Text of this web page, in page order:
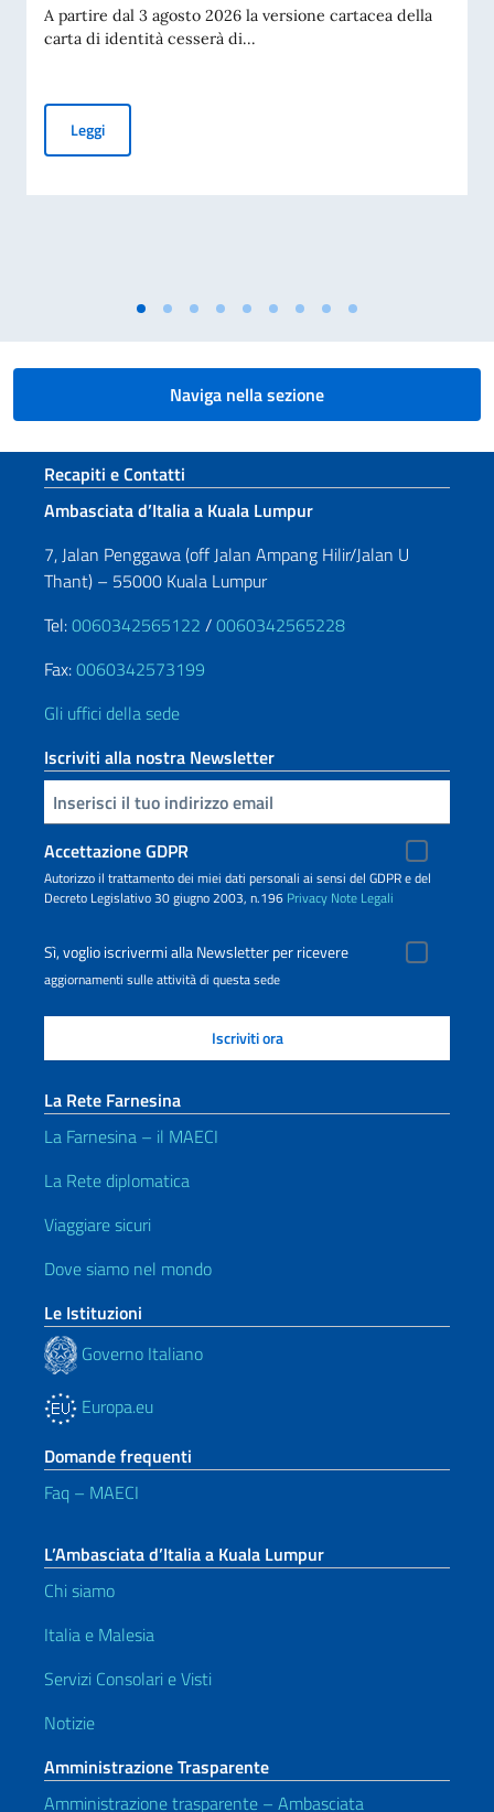
A partire dal 3 agosto 2026 la versione cartacea della
carta di identità cesserà di...
LeggiCessazione della validità della carta d’identità cartacea
Naviga nella sezione
Sezione footer
Recapiti e Contatti
Ambasciata d’Italia a Kuala Lumpur
7, Jalan Penggawa (off Jalan Ampang Hilir/Jalan U
Thant) – 55000 Kuala Lumpur
Tel:0060342565122 /0060342565228
Fax:0060342573199
Gli uffici della sede
Iscriviti alla nostra Newsletter
Inserisci la tua email
Accettazione GDPR
Autorizzo il trattamento dei miei dati personali ai sensi del GDPR e del
Decreto Legislativo 30 giugno 2003, n.196 Privacy Note Legali
Sì, voglio iscrivermi alla Newsletter per ricevere
aggiornamenti sulle attività di questa sede
La Rete Farnesina
La Farnesina – il MAECI
La Rete diplomatica
Viaggiare sicuri
Dove siamo nel mondo
Le Istituzioni
Governo Italiano
Europa.eu
Domande frequenti
Faq – MAECI
L’Ambasciata d’Italia a Kuala Lumpur
Chi siamo
Italia e Malesia
Servizi Consolari e Visti
Notizie
Amministrazione Trasparente
Amministrazione trasparente – Ambasciata